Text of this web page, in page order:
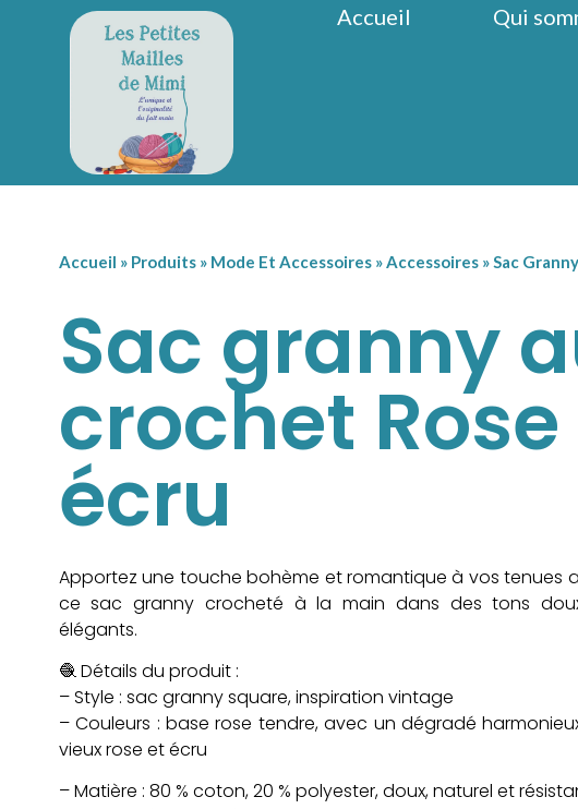
Accueil Qui
Accueil » Produits» Mode Et Accessoires»Accessoires»Sac
Sac granny
crochet
écru
Apportez une touche bohème et romantique à vos tenues
ce sac granny crocheté à la main dans des tons
élégants.
🧶 Détails du produit :
– Style : sac granny square, inspiration vintage
– Couleurs : base rose tendre, avec un dégradé
vieux rose et écru
– Matière : 80 % coton, 20 % polyester, doux, naturel et